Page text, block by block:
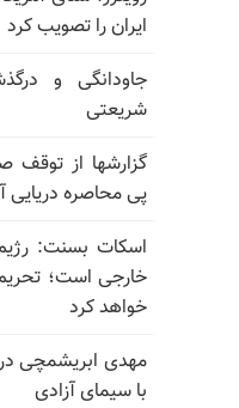
ایران را تصویب کرد
جاودانگی و
شریعتی
گزارشها از توقف
پی محاصره دریایی
اسکات بسنت:
خارجی است؛
خواهد کرد
مهدی ابریشمچی
با سیمای آزادی